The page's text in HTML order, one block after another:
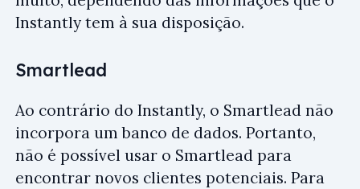
Instantly tem à sua disposição.
Smartlead
Ao contrário do Instantly, o Smartlead não
incorpora um banco de dados. Portanto,
não é possível usar o Smartlead para
encontrar novos clientes potenciais. Para